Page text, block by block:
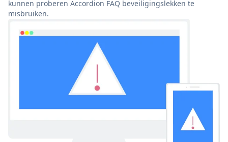
kunnen proberen Accordion FAQ beveiligingslekken te
misbruiken.